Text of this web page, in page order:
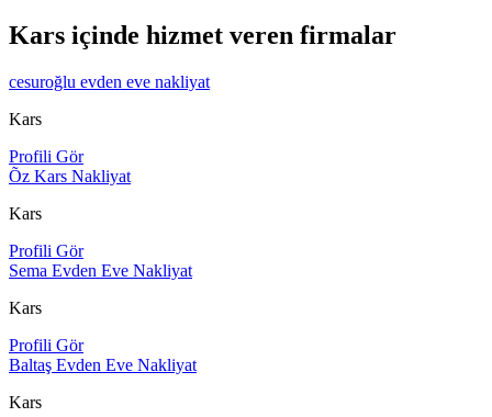
Kars içinde hizmet veren firmalar
cesuroğlu evden eve nakliyat
Kars
Profili Gör
Õz Kars Nakliyat
Kars
Profili Gör
Sema Evden Eve Nakliyat
Kars
Profili Gör
Baltaş Evden Eve Nakliyat
Kars